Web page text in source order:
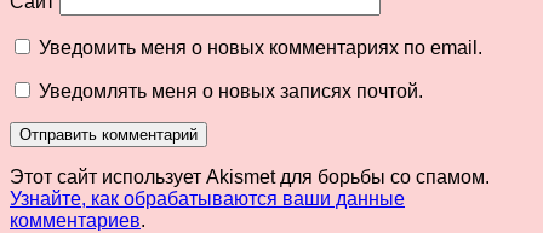
Уведомить меня о новых комментариях по email.
Уведомлять меня о новых записях почтой.
Этот сайт использует Akismet для борьбы со спамом.
Узнайте, как обрабатываются ваши данные
комментариев.